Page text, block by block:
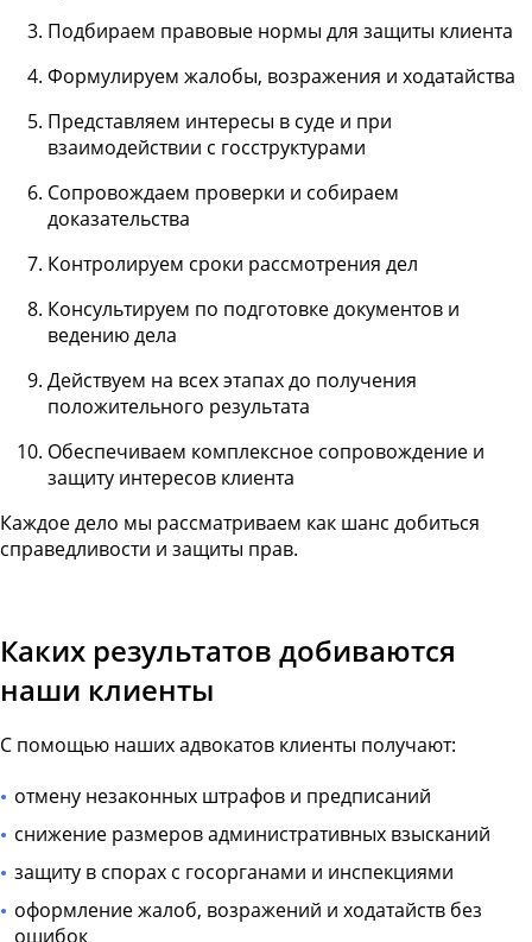
Подбираем правовые нормы для защиты клиента
Формулируем жалобы, возражения и ходатайства
Представляем интересы в суде и при
взаимодействии с госструктурами
Сопровождаем проверки и собираем
доказательства
Контролируем сроки рассмотрения дел
Консультируем по подготовке документов и
ведению дела
Действуем на всех этапах до получения
положительного результата
Обеспечиваем комплексное сопровождение и
защиту интересов клиента
Каждое дело мы рассматриваем как шанс добиться
справедливости и защиты прав.
Каких результатов добиваются
наши клиенты
С помощью наших адвокатов клиенты получают:
отмену незаконных штрафов и предписаний
снижение размеров административных взысканий
защиту в спорах с госорганами и инспекциями
оформление жалоб, возражений и ходатайств без
ошибок